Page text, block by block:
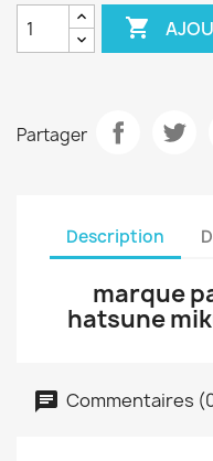

Partager
Description
marque
hatsune
Commentaires